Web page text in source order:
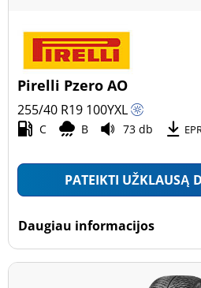
Pirelli Pzero AO
255/40 R19 100YXL
C B 73 db
PATEIKTI UŽKLAUSĄ
Daugiau informacijos